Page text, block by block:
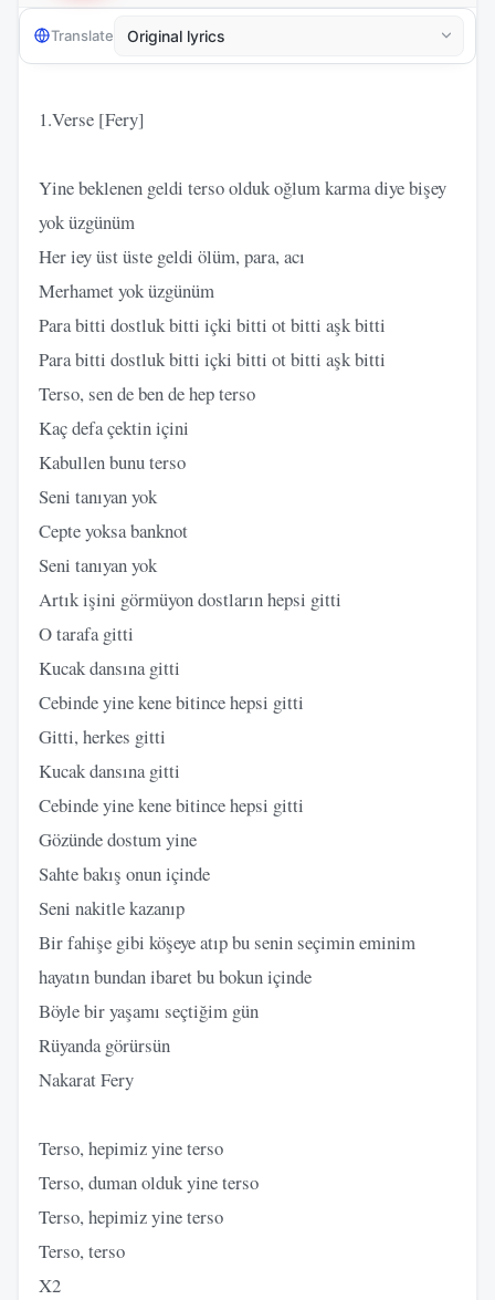
Translate
1.Verse [Fery]
Yine beklenen geldi terso olduk oğlum karma diye bişey
yok üzgünüm
Her iey üst üste geldi ölüm, para, acı
Merhamet yok üzgünüm
Para bitti dostluk bitti içki bitti ot bitti aşk bitti
Para bitti dostluk bitti içki bitti ot bitti aşk bitti
Terso, sen de ben de hep terso
Kaç defa çektin içini
Kabullen bunu terso
Seni tanıyan yok
Cepte yoksa banknot
Seni tanıyan yok
Artık işini görmüyon dostların hepsi gitti
O tarafa gitti
Kucak dansına gitti
Cebinde yine kene bitince hepsi gitti
Gitti, herkes gitti
Kucak dansına gitti
Cebinde yine kene bitince hepsi gitti
Gözünde dostum yine
Sahte bakış onun içinde
Seni nakitle kazanıp
Bir fahişe gibi köşeye atıp bu senin seçimin eminim
hayatın bundan ibaret bu bokun içinde
Böyle bir yaşamı seçtiğim gün
Rüyanda görürsün
Nakarat Fery
Terso, hepimiz yine terso
Terso, duman olduk yine terso
Terso, hepimiz yine terso
Terso, terso
X2